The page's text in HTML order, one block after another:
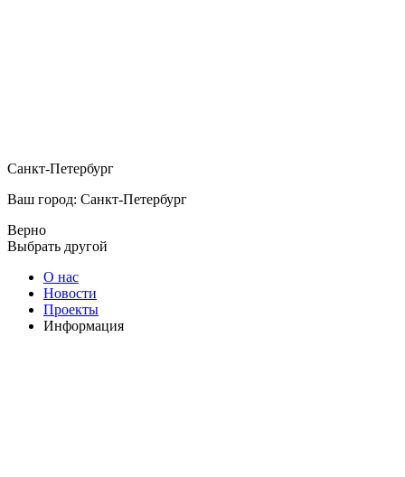
Санкт-Петербург
Ваш город: Санкт-Петербург
Верно
Выбрать другой
О нас
Новости
Проекты
Информация